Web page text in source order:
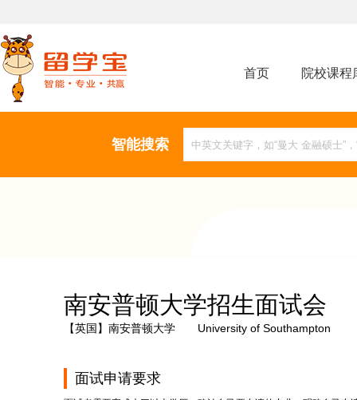
首页 院校课程
智能搜索
南安普顿大学招生面试会
【英国】南安普顿大学 University of Southampton
面试申请要求